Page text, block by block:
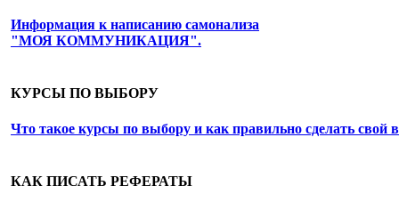
Информация к написанию самонализа
"МОЯ КОММУНИКАЦИЯ".
КУРСЫ ПО ВЫБОРУ
Что такое курсы по выбору и как правильно сделать свой
КАК ПИСАТЬ РЕФЕРАТЫ